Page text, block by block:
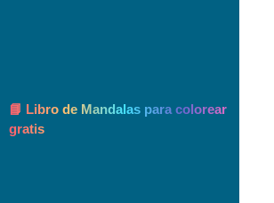
📘 Libro de Mandalas para colorear
gratis